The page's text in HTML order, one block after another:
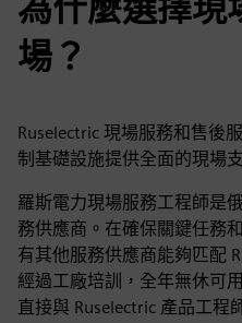
場？
Ruselectric 現場服務和售後
制基礎設施提供全面的現場
羅斯電力現場服務工程師是
務供應商。在確保關鍵任務
有其他服務供應商能夠匹配
經過工廠培訓，全年無休可
直接與 Ruselectric 產品工程